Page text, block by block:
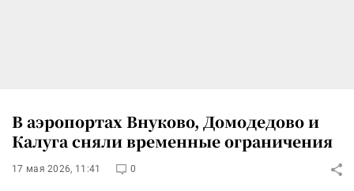
В аэропортах Внуково, Домодедово и
Калуга сняли временные ограничения
17 мая 2026, 11:41 0